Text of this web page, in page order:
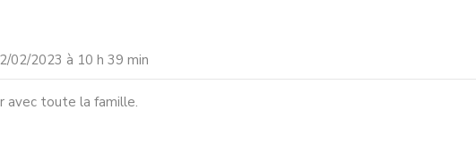
02/2023 à 10 h 39 min
avec toute la famille.